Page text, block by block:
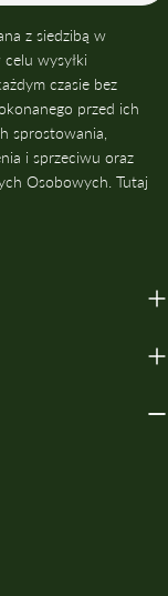
z siedzibą w
wysyłki
czasie bez
przed ich
sprostowania,
i sprzeciwu oraz
Osobowych. Tutaj